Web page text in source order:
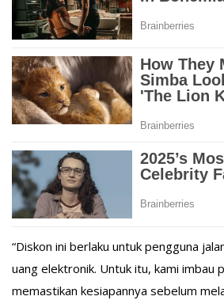
“Diskon ini berlaku untuk pengguna
uang elektronik. Untuk itu, kami imbau
memastikan kesiapannya sebelum